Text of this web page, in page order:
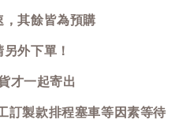
其餘皆為預購
外下單！
才一起寄出
訂製款排程塞車等因素等待